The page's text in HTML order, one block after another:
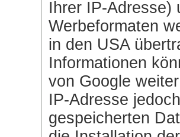
Ihrer IP-Adresse)
Werbeformaten
in den USA
Informationen
von Google
IP-Adresse
gespeicherten